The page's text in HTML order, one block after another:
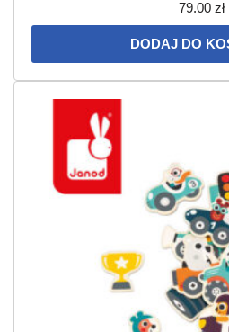
79.00 zł
DODAJ DO